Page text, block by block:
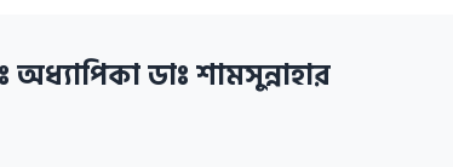
অধ্যাপিকা ডাঃ শামসুন্নাহার